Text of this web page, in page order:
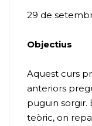
29 de
Objectius
Aquest curs
anteriors
puguin sorgir.
teòric, on